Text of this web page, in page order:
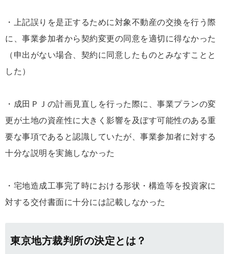
・上記誤りを是正するために対象不動産の交換を行う際
に、事業参加者から契約変更の同意を適切に得なかった
（申出がない場合、契約に同意したものとみなすことと
した）
・成田ＰＪの計画見直しを行った際に、事業プランの変
更が土地の資産性に大きく影響を及ぼす可能性のある重
要な事項であると認識していたが、事業参加者に対する
十分な説明を実施しなかった
・宅地造成工事完了時における形状・構造等を投資家に
対する交付書面に十分には記載しなかった
東京地方裁判所の決定とは？